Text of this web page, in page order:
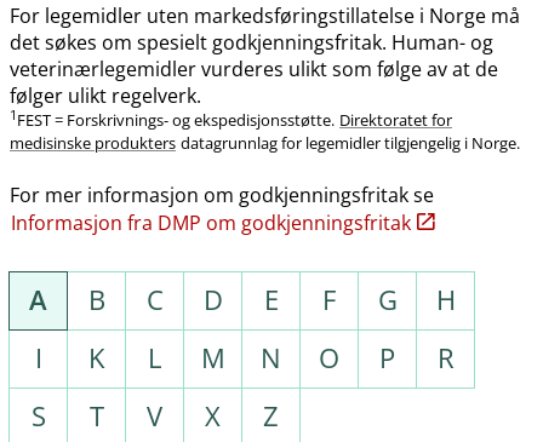
For legemidler uten markedsføringstillatelse i Norge må
det søkes om spesielt godkjenningsfritak. Human- og
veterinærlegemidler vurderes ulikt som følge av at de
følger ulikt regelverk.
1 FEST = Forskrivnings- og ekspedisjonsstøtte. Direktoratet for
medisinske produkters datagrunnlag for legemidler tilgjengelig i Norge.
For mer informasjon om godkjenningsfritak se
Informasjon fra DMP om godkjenningsfritak
A B C D E F G
H
I
K L M N O P
R
S
T V X Z